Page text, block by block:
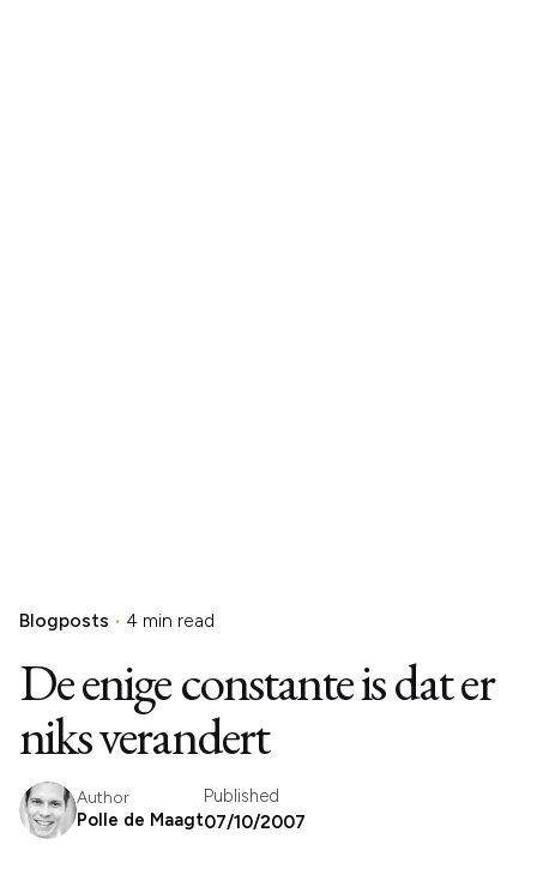
Blogposts 4 min read
De enige constante is dat er
niks verandert
Author
Polle de Maagt
Published
07/10/2007